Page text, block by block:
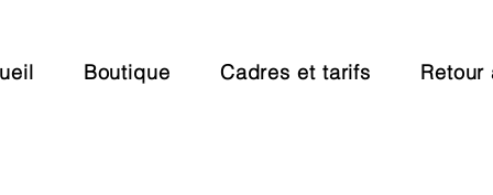
Boutique Cadres et tarifs Retour